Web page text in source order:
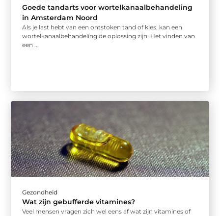
Goede tandarts voor wortelkanaalbehandeling
in Amsterdam Noord
Als je last hebt van een ontstoken tand of kies, kan een
wortelkanaalbehandeling de oplossing zijn. Het vinden van
een ...
Gezondheid
Wat zijn gebufferde vitamines?
Veel mensen vragen zich wel eens af wat zijn vitamines of